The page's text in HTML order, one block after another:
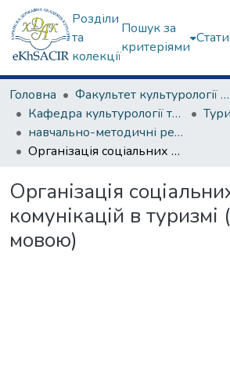
Розділи
та
колекції
Пошук за
критеріями
Головна
Факультет культурології та соціальних комунікацій
Кафедра культурології та музеєзнавства
навчально-методичні рекомендації, програми дисциплін
Організація соціальних комунікацій в туризмі (англ. мовою)
Організація
комунікацій в туризмі
мовою)